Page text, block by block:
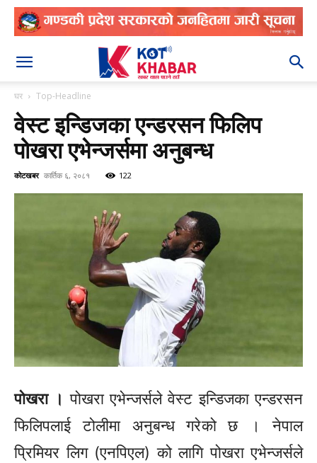
घर Top-Headline
वेस्ट इन्डिजका एन्डरसन फिलिप
पोखरा एभेन्जर्समा अनुबन्ध
कोटखबर कार्तिक ६, २०८१ 122
पोखरा । पोखरा एभेन्जर्सले वेस्ट इन्डिजका एन्डरसन
फिलिपलाई टोलीमा अनुबन्ध गरेको छ । नेपाल
प्रिमियर लिग (एनपिएल) को लागि पोखरा एभेन्जर्सले